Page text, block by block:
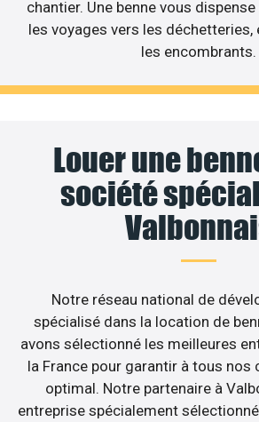
chantier. Une benne vous
les voyages vers les
les encombrants.
Louer une
société
Notre réseau national de
spécialisé dans la location de
avons sélectionné les meilleures
la France pour garantir à tous nos
optimal. Notre partenaire à
entreprise spécialement